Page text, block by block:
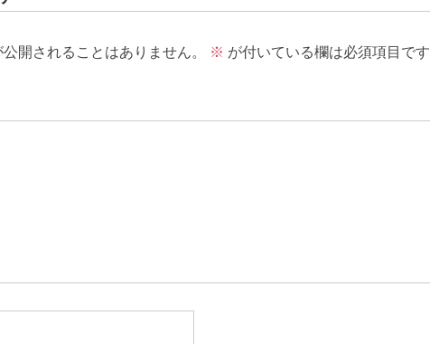
開されることはありません。 ※ が付いている欄は必須項目です